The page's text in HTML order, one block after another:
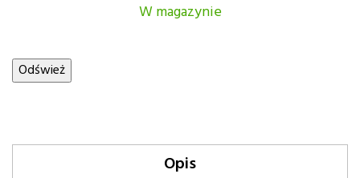
W magazynie
Opis